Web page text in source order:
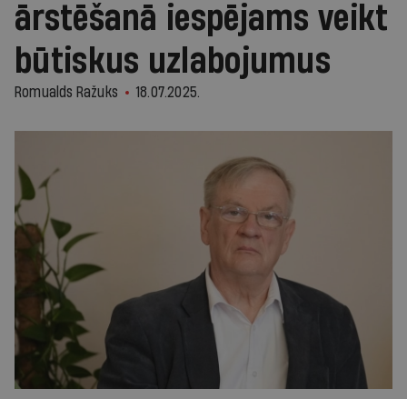
ārstēšanā iespējams veikt
būtiskus uzlabojumus
Romualds Ražuks 18.07.2025.